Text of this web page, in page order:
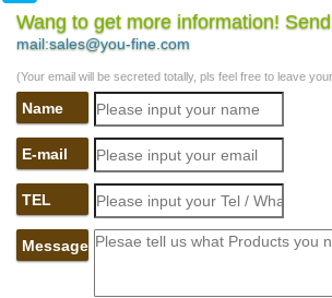
*Статуэтка Собака со щенками на золотых
160.*Статуэтка фарфоровая СОБАКА серия
КУПИТЬ. Код товара: AE-107938.
ЩЕНОК серия Цветок.
Фигурки собак символ 2018 года купить в
Цена 1 999 руб. Купить. -50% Артикул:
Боксер в галстуке.Часы собаки символ 2018
для новогодних подарков.Городской округ
Электрогорск. Котельники.
Wang to get more information!
mail:sales@you-fine.com
(Your email will be secreted totally, pls feel free to leave
Name
E-mail
TEL
Message